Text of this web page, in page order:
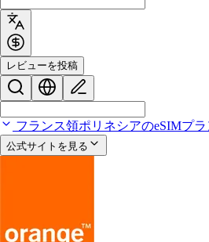
レビューを投稿
フランス領ポリネシアのeSIMプ
公式サイトを見る